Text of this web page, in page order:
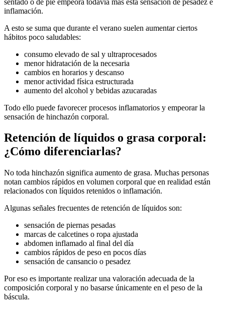
inflamación.
A esto se suma que durante el verano suelen aumentar ciertos
hábitos poco saludables:
consumo elevado de sal y ultraprocesados
menor hidratación de la necesaria
cambios en horarios y descanso
menor actividad física estructurada
aumento del alcohol y bebidas azucaradas
Todo ello puede favorecer procesos inflamatorios y empeorar la
sensación de hinchazón corporal.
Retención de líquidos o grasa corporal:
¿Cómo diferenciarlas?
No toda hinchazón significa aumento de grasa. Muchas personas
notan cambios rápidos en volumen corporal que en realidad están
relacionados con líquidos retenidos o inflamación.
Algunas señales frecuentes de retención de líquidos son:
sensación de piernas pesadas
marcas de calcetines o ropa ajustada
abdomen inflamado al final del día
cambios rápidos de peso en pocos días
sensación de cansancio o pesadez
Por eso es importante realizar una valoración adecuada de la
composición corporal y no basarse únicamente en el peso de la
báscula.